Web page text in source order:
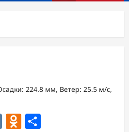
224.8 мм, Ветер: 25.5 м/с,
VK Odnoklassniki